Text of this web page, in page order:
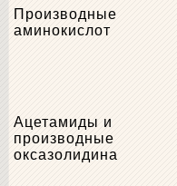
Производные
аминокислот
Ацетамиды и
производные
оксазолидина